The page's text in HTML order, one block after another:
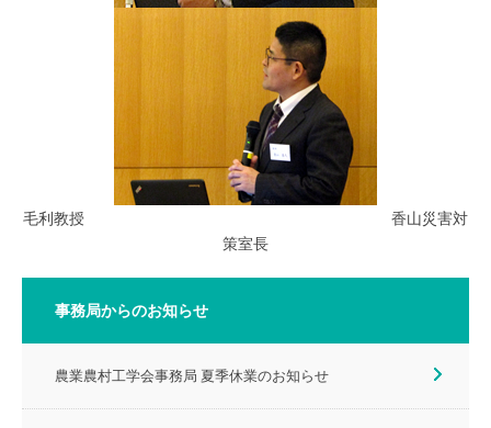
毛利教授 香山災害対
策室長
事務局からのお知らせ
農業農村工学会事務局 夏季休業のお知らせ